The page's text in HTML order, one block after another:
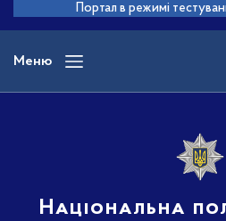
основного
вмісту
Портал в режимі
Меню
Національна